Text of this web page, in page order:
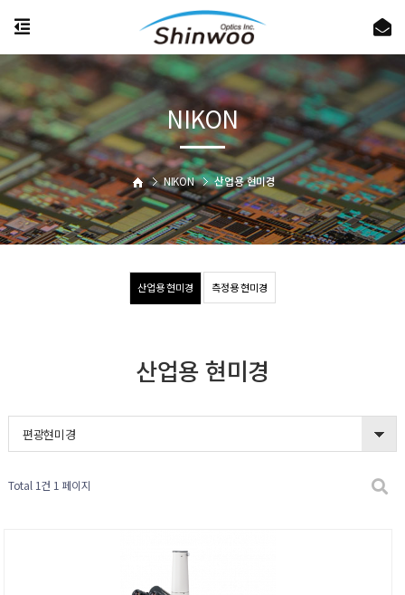
산업용 현미경 측정용 현미경
NIKON 산업용 현미경
NIKON
산업용 현미경
편광현미경
Total 1건 1 페이지